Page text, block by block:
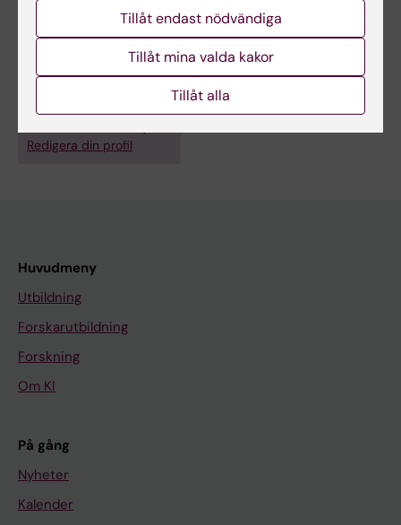
Kirurgisk onkologi
Klinisk omvårdnadsforskning
Tekniker och metoder:
Metoder
Redigera din profil
Huvudmeny
Utbildning
Forskarutbildning
Forskning
Om KI
På gång
Nyheter
Kalender
Tillåt endast nödvändiga
Tillåt mina valda kakor
Tillåt alla